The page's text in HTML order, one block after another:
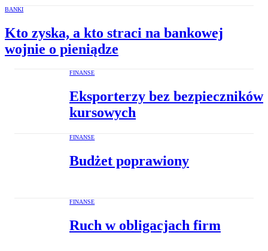
BANKI
Kto zyska, a kto straci na bankowej
wojnie o pieniądze
FINANSE
Eksporterzy bez bezpieczników
kursowych
FINANSE
Budżet poprawiony
FINANSE
Ruch w obligacjach firm